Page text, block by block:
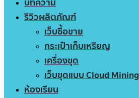
รีวิวผลิตภัณฑ์
เว็บซื้อขาย
กระเป๋าเก็บเหรียญ
เครื่องขุด
เว็บขุดแบบ Cloud Mining
ห้องเรียน